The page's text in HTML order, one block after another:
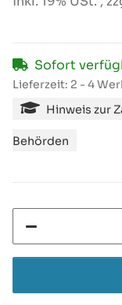
Sofort
Lieferzeit: 2 - 4
Hinweis zur
Behörden